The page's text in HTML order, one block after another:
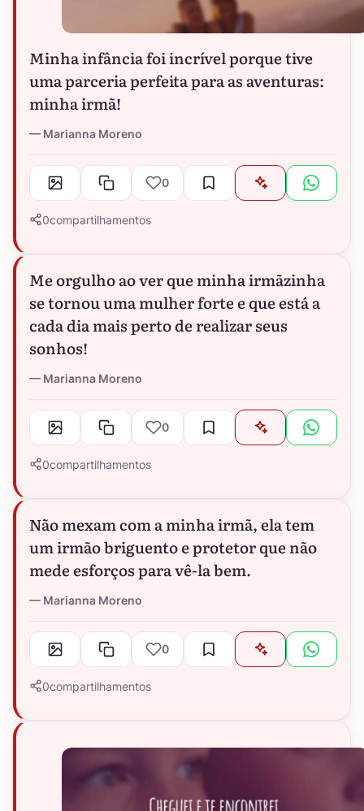
Minha infância foi incrível porque tive
uma parceria perfeita para as aventuras:
minha irmã!
Marianna Moreno
0
0compartilhamentos
Me orgulho ao ver que minha irmãzinha
se tornou uma mulher forte e que está a
cada dia mais perto de realizar seus
sonhos!
Marianna Moreno
0
0compartilhamentos
Não mexam com a minha irmã, ela tem
um irmão briguento e protetor que não
mede esforços para vê-la bem.
Marianna Moreno
0
0compartilhamentos